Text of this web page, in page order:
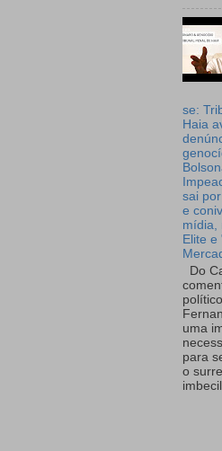
se:
Haia
sai
e
mídia,
Elite e
Do
uma
para
o